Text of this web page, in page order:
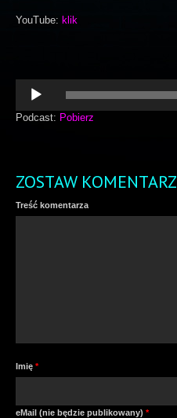
YouTube: klik
Odtwarzacz
plików
dźwiękowych
Podcast: Pobierz
ZOSTAW KOMENTARZ
Treść komentarza
Imię *
eMail (nie będzie publikowany) *